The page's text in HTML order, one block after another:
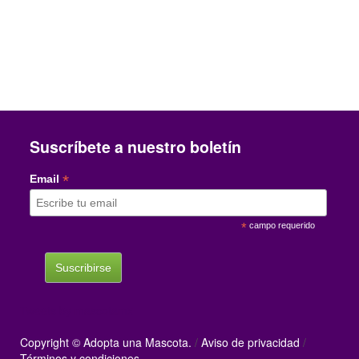
Suscríbete a nuestro boletín
Email *
*campo requerido
Copyright © Adopta una Mascota. / Aviso de privacidad /